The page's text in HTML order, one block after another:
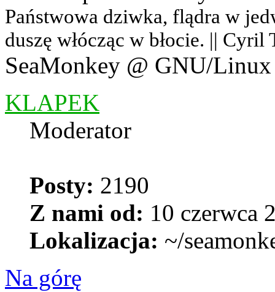
Państwowa dziwka, flądra w
duszę włócząc w błocie. ||
SeaMonkey @ GNU/Linux
KLAPEK
Moderator
Posty: 2190
Z nami od: 10 czerwca
Lokalizacja: ~/
Na górę